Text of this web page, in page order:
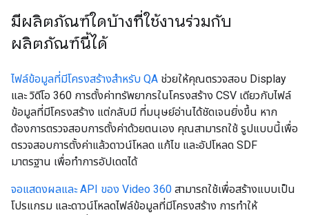
มีผลิตภัณฑ์ใดบ้างที่ใช้งานร่วมกับ
ผลิตภัณฑ์นี้ได้
ไฟล์ข้อมูลที่มีโครงสร้างสำหรับ QA ช่วยให้คุณตรวจสอบ Display
และ วิดีโอ 360 การตั้งค่าทรัพยากรในโครงสร้าง CSV เดียวกับไฟล์
ข้อมูลที่มีโครงสร้าง แต่กลับมี ที่มนุษย์อ่านได้ชัดเจนยิ่งขึ้น หาก
ต้องการตรวจสอบการตั้งค่าด้วยตนเอง คุณสามารถใช้ รูปแบบนี้เพื่อ
ตรวจสอบการตั้งค่าแล้วดาวน์โหลด แก้ไข และอัปโหลด SDF
มาตรฐาน เพื่อทำการอัปเดตได้
จอแสดงผลและ API ของ Video 360 สามารถใช้เพื่อสร้างแบบเป็น
โปรแกรม และดาวน์โหลดไฟล์ข้อมูลที่มีโครงสร้าง การทำให้